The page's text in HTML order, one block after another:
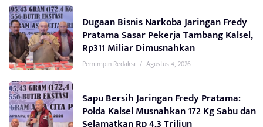
Dugaan Bisnis Narkoba Jaringan Fredy
Pratama Sasar Pekerja Tambang Kalsel,
Rp311 Miliar Dimusnahkan
Pemimpin Redaksi / Agustus 4, 2026
Sapu Bersih Jaringan Fredy Pratama:
Polda Kalsel Musnahkan 172 Kg Sabu dan